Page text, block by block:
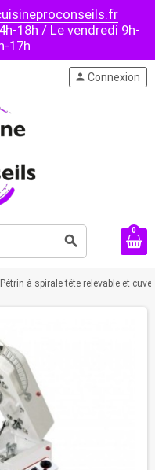
18h / Le vendredi 9h-
17h
search
person Connexion
0
Pétrin à spirale tête relevable et